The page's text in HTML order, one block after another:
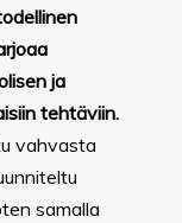
ja
tehtäviin.
vahvasta
samalla